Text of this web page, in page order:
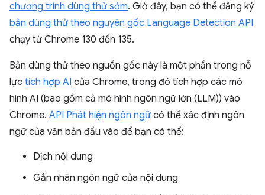
chương trình dùng thử sớm. Giờ đây, bạn có thể đăng ký
bản dùng thử theo nguyên gốc Language Detection API
chạy từ Chrome 130 đến 135.
Bản dùng thử theo nguồn gốc này là một phần trong nỗ
lực tích hợp AI của Chrome, trong đó tích hợp các mô
hình AI (bao gồm cả mô hình ngôn ngữ lớn (LLM)) vào
Chrome. API Phát hiện ngôn ngữ có thể xác định ngôn
ngữ của văn bản đầu vào để bạn có thể:
Dịch nội dung
Gắn nhãn ngôn ngữ của nội dung